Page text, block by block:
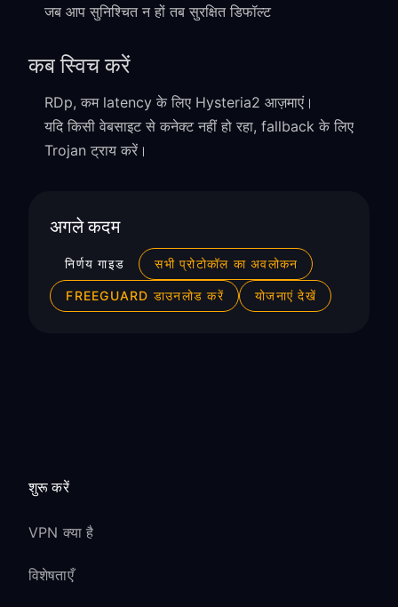
जब आप सुनिश्चित न हों तब सुरक्षित डिफॉल्ट
कब स्विच करें
RDp, कम latency के लिए Hysteria2 आज़माएं।
यदि किसी वेबसाइट से कनेक्ट नहीं हो रहा, fallback के लिए
Trojan ट्राय करें।
अगले कदम
निर्णय गाइड सभी प्रोटोकॉल का अवलोकन
FREEGUARD डाउनलोड करें योजनाएं देखें
शुरू करें
VPN क्या है
विशेषताएँ